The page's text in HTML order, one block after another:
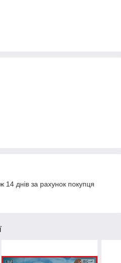
днів за рахунок покупця